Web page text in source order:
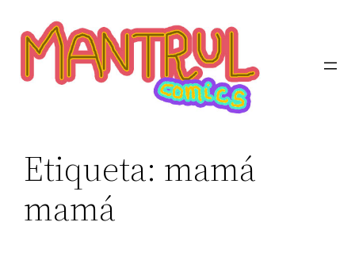
Etiqueta: mamá
mamá